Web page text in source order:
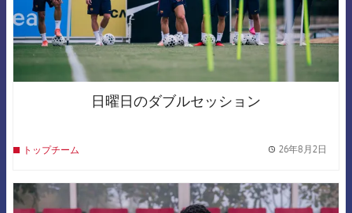
日曜日のダブルセッション
トップチーム 26年8月2日
FCB Barcelona badge